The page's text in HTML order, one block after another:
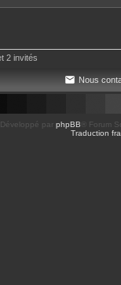
2 invités
Nous
Développé par phpBB ® Forum
Traduction